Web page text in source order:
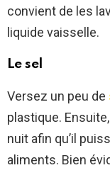
convient de les
liquide vaisselle.
Le sel
Versez un peu de
plastique.
nuit afin qu’il
aliments. Bien